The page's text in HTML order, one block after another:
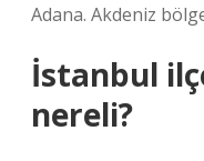
Adana. Akdeniz
İstanbul
nereli?